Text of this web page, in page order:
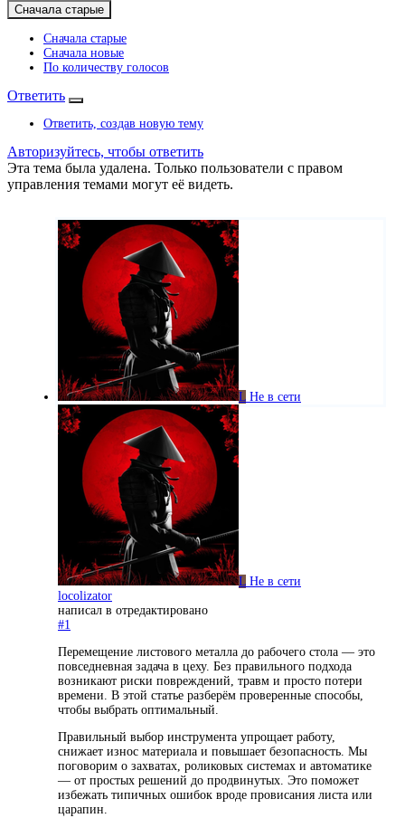
Сначала старые
Сначала старые
Сначала новые
По количеству голосов
Ответить
Ответить, создав новую тему
Авторизуйтесь, чтобы ответить
Эта тема была удалена. Только пользователи с правом
управления темами могут её видеть.
L Не в сети
L Не в сети
locolizator
написал в отредактировано
#1
Перемещение листового металла до рабочего стола — это
повседневная задача в цеху. Без правильного подхода
возникают риски повреждений, травм и просто потери
времени. В этой статье разберём проверенные способы,
чтобы выбрать оптимальный.
Правильный выбор инструмента упрощает работу,
снижает износ материала и повышает безопасность. Мы
поговорим о захватах, роликовых системах и автоматике
— от простых решений до продвинутых. Это поможет
избежать типичных ошибок вроде провисания листа или
царапин.